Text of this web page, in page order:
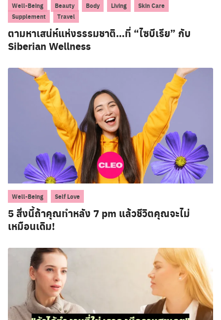
Search
for:
Well-Being Beauty Body Living Skin Care
Supplement Travel
ตามหาเสน่ห์แห่งธรรมชาติ…ที่ “ไซบีเรีย” กับ
Siberian Wellness
Well-Being Self Love
5 สิ่งนี้ถ้าคุณทำหลัง 7 pm แล้วชีวิตคุณจะไม่
เหมือนเดิม!